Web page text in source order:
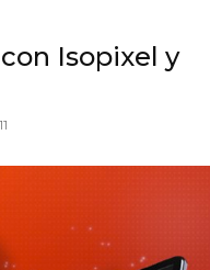
Isopixel y